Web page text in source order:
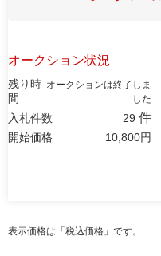
オークション状況
残り時
間
オークションは終了しま
した
入札件数 29 件
開始価格 10,800円
表示価格は「税込価格」です。